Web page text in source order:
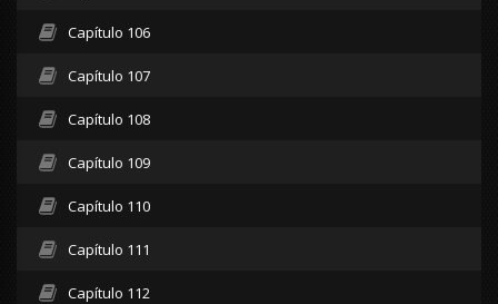
Capítulo 106
Capítulo 107
Capítulo 108
Capítulo 109
Capítulo 110
Capítulo 111
Capítulo 112